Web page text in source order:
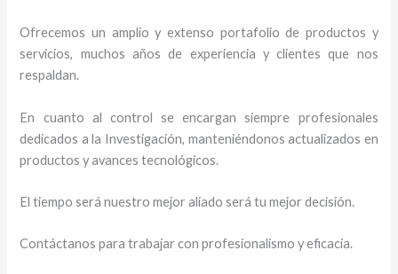
Ofrecemos un amplio y extenso portafolio de productos y
servicios, muchos años de experiencia y clientes que nos
respaldan.
En cuanto al control se encargan siempre profesionales
dedicados a la Investigación, manteniéndonos actualizados en
productos y avances tecnológicos.
El tiempo será nuestro mejor aliado será tu mejor decisión.
Contáctanos para trabajar con profesionalismo y eficacia.